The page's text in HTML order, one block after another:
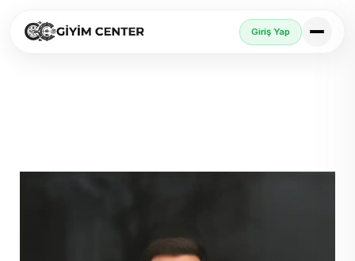
Giriş Yap